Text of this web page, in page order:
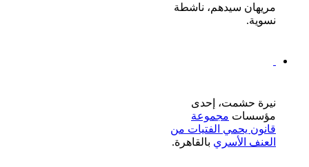
مريهان سيدهم، ناشطة
نسوية.
نيرة حشمت، إحدى
مؤسسات مجموعة
قانون يحمي الفتيات من
العنف الأسري بالقاهرة.